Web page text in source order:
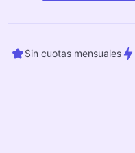
Sin cuotas mensuales